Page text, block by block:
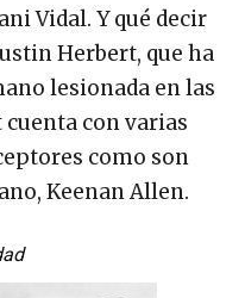
Vidal. Y qué decir
Herbert, que ha
lesionada en las
con varias
como son
Keenan Allen.